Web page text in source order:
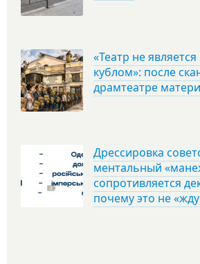
«Театр не
кублом»: после
драмтеатре
Дрессировка
ментальный
сопротивляется
почему это не